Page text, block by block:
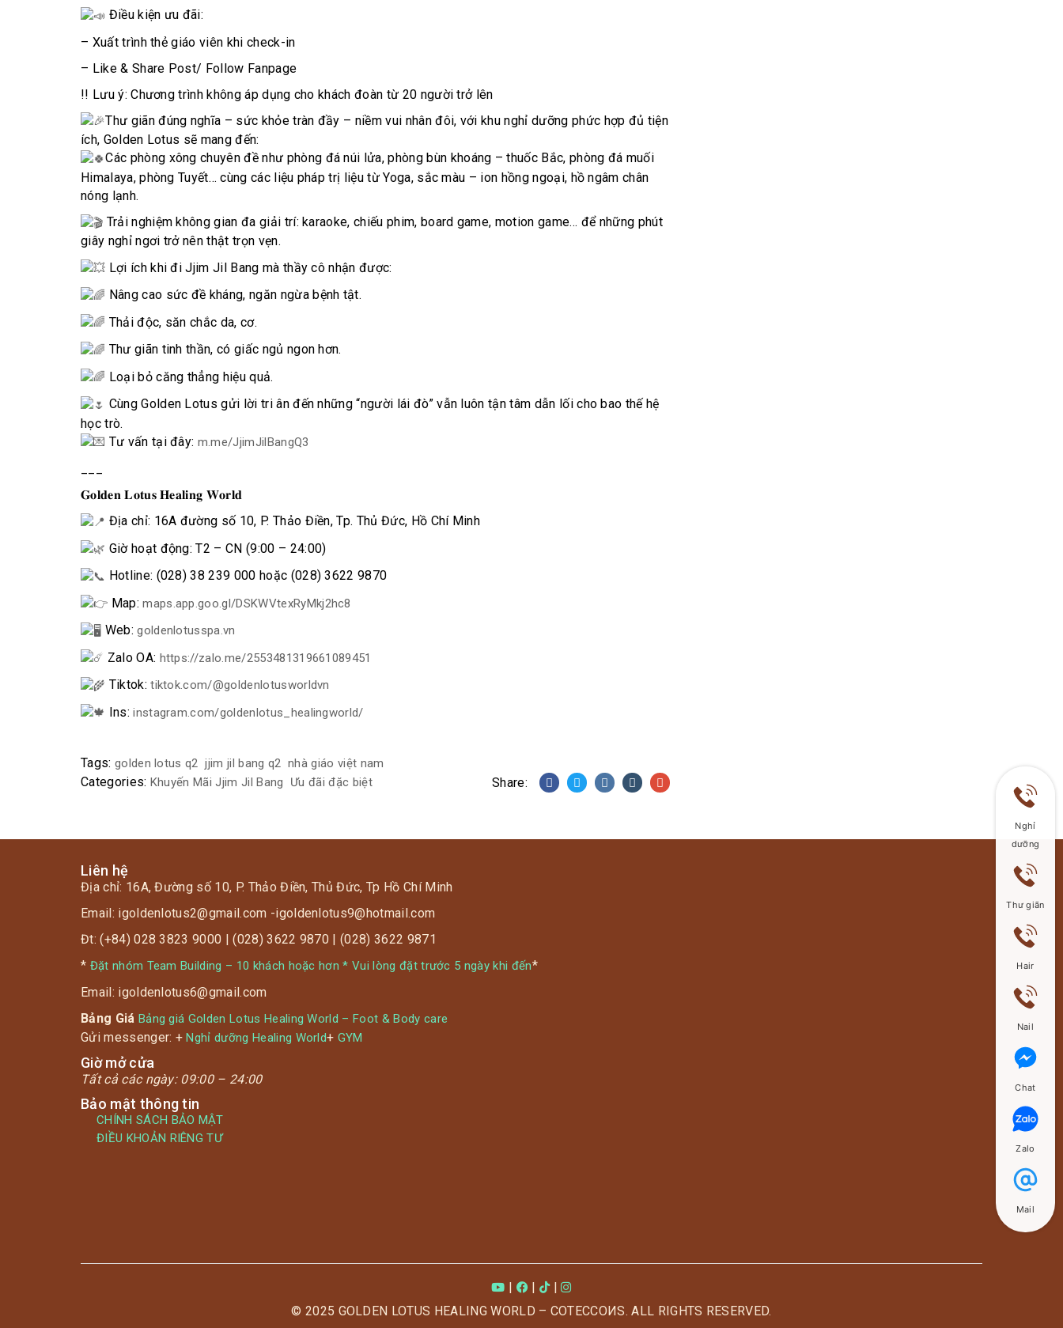
Điều kiện ưu đãi:
– Xuất trình thẻ giáo viên khi check-in
– Like & Share Post/ Follow Fanpage
!! Lưu ý: Chương trình không áp dụng cho khách đoàn từ 20 người trở lên
Thư giãn đúng nghĩa – sức khỏe tràn đầy – niềm vui nhân đôi, với khu nghỉ dưỡng phức hợp đủ tiện
ích, Golden Lotus sẽ mang đến:
Các phòng xông chuyên đề như phòng đá núi lửa, phòng bùn khoáng – thuốc Bắc, phòng đá muối
Himalaya, phòng Tuyết… cùng các liệu pháp trị liệu từ Yoga, sắc màu – ion hồng ngoại, hồ ngâm chân
nóng lạnh.
Trải nghiệm không gian đa giải trí: karaoke, chiếu phim, board game, motion game… để những phút
giây nghỉ ngơi trở nên thật trọn vẹn.
Lợi ích khi đi Jjim Jil Bang mà thầy cô nhận được:
Nâng cao sức đề kháng, ngăn ngừa bệnh tật.
Thải độc, săn chắc da, cơ.
Thư giãn tinh thần, có giấc ngủ ngon hơn.
Loại bỏ căng thẳng hiệu quả.
Cùng Golden Lotus gửi lời tri ân đến những “người lái đò” vẫn luôn tận tâm dẫn lối cho bao thế hệ
học trò.
Tư vấn tại đây: m.me/JjimJilBangQ3
𝐆𝐨𝐥𝐝𝐞𝐧 𝐋𝐨𝐭𝐮𝐬 𝐇𝐞𝐚𝐥𝐢𝐧𝐠 𝐖𝐨𝐫𝐥𝐝
Địa chỉ: 16A đường số 10, P. Thảo Điền, Tp. Thủ Đức, Hồ Chí Minh
Giờ hoạt động: T2 – CN (9:00 – 24:00)
Hotline: (028) 38 239 000 hoặc (028) 3622 9870
Map:maps.app.goo.gl/DSKWVtexRyMkj2hc8
Web:goldenlotusspa.vn
Zalo OA: https://zalo.me/2553481319661089451
Tiktok:tiktok.com/@goldenlotusworldvn
Ins:instagram.com/goldenlotus_healingworld/
Tags: golden lotus q2 jjim jil bang q2 nhà giáo việt nam
Categories: Khuyến Mãi Jjim Jil Bang Ưu đãi đặc biệt Share:
Liên hệ
Địa chỉ: 16A, Đường số 10, P. Thảo Điền, Thủ Đức, Tp Hồ Chí Minh
Email: igoldenlotus2@gmail.com -igoldenlotus9@hotmail.com
Đt: (+84) 028 3823 9000 | (028) 3622 9870 | (028) 3622 9871
* Đặt nhóm Team Building – 10 khách hoặc hơn * Vui lòng đặt trước 5 ngày khi đến*
Email: igoldenlotus6@gmail.com
Bảng Giá Bảng giá Golden Lotus Healing World – Foot & Body care
Gửi messenger: +Nghỉ dưỡng Healing World+ GYM
Giờ mở cửa
Tất cả các ngày: 09:00 – 24:00
Bảo mật thông tin
CHÍNH SÁCH BẢO MẬT
ĐIỀU KHOẢN RIÊNG TƯ
|
© 2025 GOLDEN LOTUS HEALING WORLD – COTECCOИS. ALL RIGHTS RESERVED.
Nghỉ
dưỡng
Thư giãn
Hair
Nail
Chat
Zalo
Mail